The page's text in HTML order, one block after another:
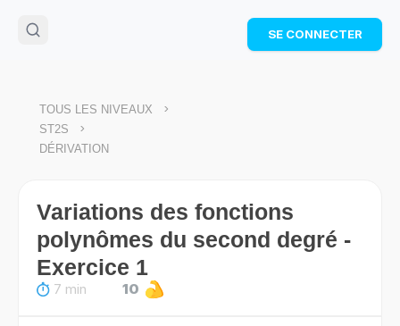
🌴Cahier de vacances offert
: révise les maths cet
Télécharge ton PDF gratuit et progresse avec des
SE CONNECTER
TOUS LES NIVEAUX >
ST2S >
DÉRIVATION
Variations des fonctions
polynômes du second degré -
Exercice 1
7 min 10